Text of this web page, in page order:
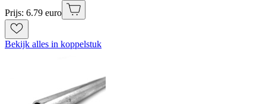
Prijs: 6.79 euro
Bekijk alles in koppelstuk